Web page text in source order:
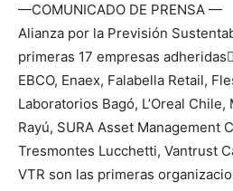
—COMUNICADO DE PRENSA —
Alianza por la Previsión
primeras 17 empresas
EBCO, Enaex, Falabella Retail,
Laboratorios Bagó, L’Oreal
Rayú, SURA Asset Management
Tresmontes Lucchetti, Vantrust
VTR son las primeras